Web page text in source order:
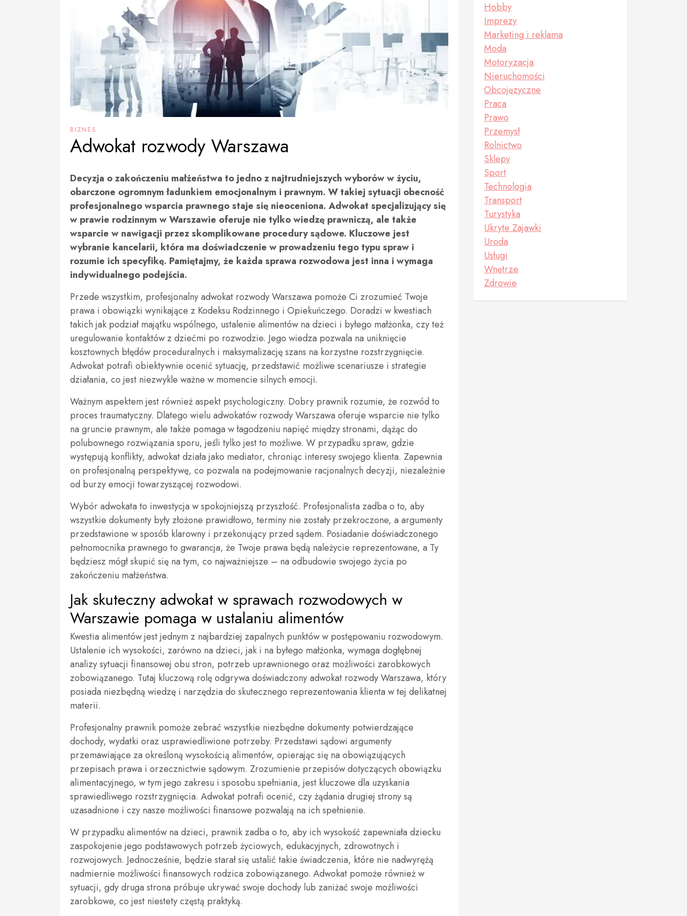
BIZNES
Adwokat rozwody Warszawa
Decyzja o zakończeniu małżeństwa to jedno z najtrudniejszych wyborów w życiu,
obarczone ogromnym ładunkiem emocjonalnym i prawnym. W takiej sytuacji obecność
profesjonalnego wsparcia prawnego staje się nieoceniona. Adwokat specjalizujący się
w prawie rodzinnym w Warszawie oferuje nie tylko wiedzę prawniczą, ale także
wsparcie w nawigacji przez skomplikowane procedury sądowe. Kluczowe jest
wybranie kancelarii, która ma doświadczenie w prowadzeniu tego typu spraw i
rozumie ich specyfikę. Pamiętajmy, że każda sprawa rozwodowa jest inna i wymaga
indywidualnego podejścia.
Przede wszystkim, profesjonalny adwokat rozwody Warszawa pomoże Ci zrozumieć Twoje
prawa i obowiązki wynikające z Kodeksu Rodzinnego i Opiekuńczego. Doradzi w kwestiach
takich jak podział majątku wspólnego, ustalenie alimentów na dzieci i byłego małżonka, czy też
uregulowanie kontaktów z dziećmi po rozwodzie. Jego wiedza pozwala na uniknięcie
kosztownych błędów proceduralnych i maksymalizację szans na korzystne rozstrzygnięcie.
Adwokat potrafi obiektywnie ocenić sytuację, przedstawić możliwe scenariusze i strategie
działania, co jest niezwykle ważne w momencie silnych emocji.
Ważnym aspektem jest również aspekt psychologiczny. Dobry prawnik rozumie, że rozwód to
proces traumatyczny. Dlatego wielu adwokatów rozwody Warszawa oferuje wsparcie nie tylko
na gruncie prawnym, ale także pomaga w łagodzeniu napięć między stronami, dążąc do
polubownego rozwiązania sporu, jeśli tylko jest to możliwe. W przypadku spraw, gdzie
występują konflikty, adwokat działa jako mediator, chroniąc interesy swojego klienta. Zapewnia
on profesjonalną perspektywę, co pozwala na podejmowanie racjonalnych decyzji, niezależnie
od burzy emocji towarzyszącej rozwodowi.
Wybór adwokata to inwestycja w spokojniejszą przyszłość. Profesjonalista zadba o to, aby
wszystkie dokumenty były złożone prawidłowo, terminy nie zostały przekroczone, a argumenty
przedstawione w sposób klarowny i przekonujący przed sądem. Posiadanie doświadczonego
pełnomocnika prawnego to gwarancja, że Twoje prawa będą należycie reprezentowane, a Ty
będziesz mógł skupić się na tym, co najważniejsze – na odbudowie swojego życia po
zakończeniu małżeństwa.
Jak skuteczny adwokat w sprawach rozwodowych w
Warszawie pomaga w ustalaniu alimentów
Kwestia alimentów jest jednym z najbardziej zapalnych punktów w postępowaniu rozwodowym.
Ustalenie ich wysokości, zarówno na dzieci, jak i na byłego małżonka, wymaga dogłębnej
analizy sytuacji finansowej obu stron, potrzeb uprawnionego oraz możliwości zarobkowych
zobowiązanego. Tutaj kluczową rolę odgrywa doświadczony adwokat rozwody Warszawa, który
posiada niezbędną wiedzę i narzędzia do skutecznego reprezentowania klienta w tej delikatnej
materii.
Profesjonalny prawnik pomoże zebrać wszystkie niezbędne dokumenty potwierdzające
dochody, wydatki oraz usprawiedliwione potrzeby. Przedstawi sądowi argumenty
przemawiające za określoną wysokością alimentów, opierając się na obowiązujących
przepisach prawa i orzecznictwie sądowym. Zrozumienie przepisów dotyczących obowiązku
alimentacyjnego, w tym jego zakresu i sposobu spełniania, jest kluczowe dla uzyskania
sprawiedliwego rozstrzygnięcia. Adwokat potrafi ocenić, czy żądania drugiej strony są
uzasadnione i czy nasze możliwości finansowe pozwalają na ich spełnienie.
W przypadku alimentów na dzieci, prawnik zadba o to, aby ich wysokość zapewniała dziecku
zaspokojenie jego podstawowych potrzeb życiowych, edukacyjnych, zdrowotnych i
rozwojowych. Jednocześnie, będzie starał się ustalić takie świadczenia, które nie nadwyrężą
nadmiernie możliwości finansowych rodzica zobowiązanego. Adwokat pomoże również w
sytuacji, gdy druga strona próbuje ukrywać swoje dochody lub zaniżać swoje możliwości
zarobkowe, co jest niestety częstą praktyką.
Hobby
Imprezy
Marketing i reklama
Moda
Motoryzacja
Nieruchomości
Obcojęzyczne
Praca
Prawo
Przemysł
Rolnictwo
Sklepy
Sport
Technologia
Transport
Turystyka
Ukryte Zajawki
Uroda
Usługi
Wnętrze
Zdrowie